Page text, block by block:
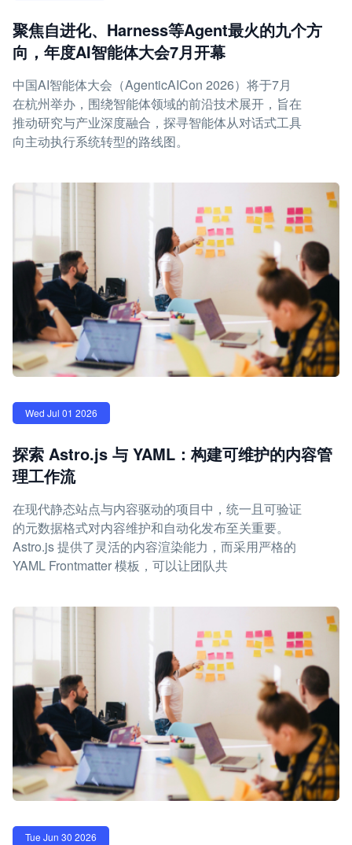
聚焦自进化、Harness等Agent最火的九个方
向，年度AI智能体大会7月开幕
中国AI智能体大会（AgenticAICon 2026）将于7月
在杭州举办，围绕智能体领域的前沿技术展开，旨在
推动研究与产业深度融合，探寻智能体从对话式工具
向主动执行系统转型的路线图。
Wed Jul 01 2026
探索 Astro.js 与 YAML：构建可维护的内容管
理工作流
在现代静态站点与内容驱动的项目中，统一且可验证
的元数据格式对内容维护和自动化发布至关重要。
Astro.js 提供了灵活的内容渲染能力，而采用严格的
YAML Frontmatter 模板，可以让团队共
Tue Jun 30 2026